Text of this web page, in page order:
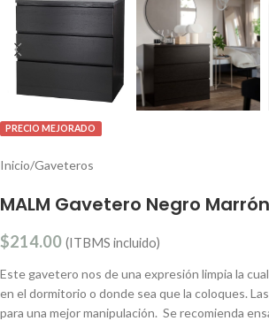
PRECIO MEJORADO
Inicio/Gaveteros
MALM Gavetero Negro
$214.00 (ITBMS incluido)
Este gavetero nos de una expresión limpia la
en el dormitorio o donde sea que la coloques.
para una mejor manipulación. Se recomienda